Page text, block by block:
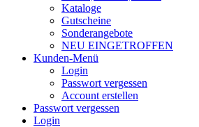
Kataloge
Gutscheine
Sonderangebote
NEU EINGETROFFEN
Kunden-Menü
Login
Passwort vergessen
Account erstellen
Passwort vergessen
Login